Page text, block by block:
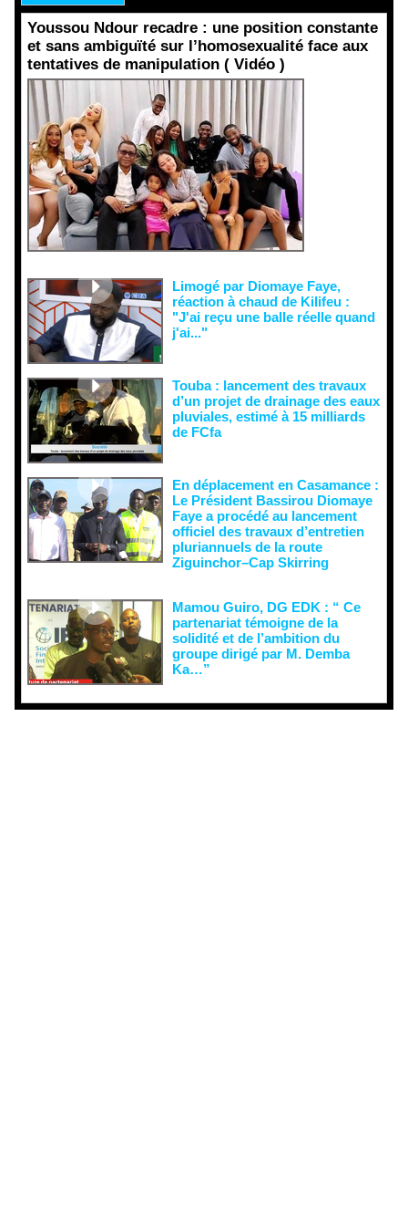
Youssou Ndour recadre : une position constante
et sans ambiguïté sur l’homosexualité face aux
tentatives de manipulation ( Vidéo )
Limogé par Diomaye Faye,
réaction à chaud de Kilifeu :
"J'ai reçu une balle réelle quand
j'ai..."
Touba : lancement des travaux
d’un projet de drainage des eaux
pluviales, estimé à 15 milliards
de FCfa ‎
En déplacement en Casamance :
Le Président Bassirou Diomaye
Faye a procédé au lancement
officiel des travaux d’entretien
pluriannuels de la route
Ziguinchor–Cap Skirring
Mamou Guiro, DG EDK : “ Ce
partenariat témoigne de la
solidité et de l’ambition du
groupe dirigé par M. Demba
Ka…”